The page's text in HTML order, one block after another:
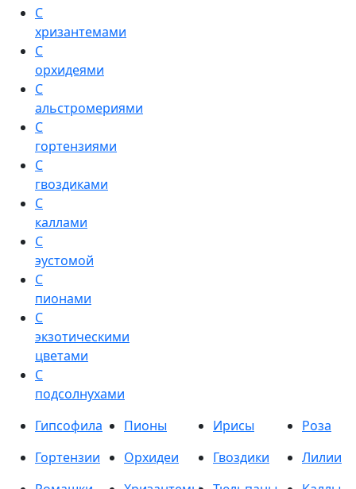
С
хризантемами
С
орхидеями
С
альстромериями
С
гортензиями
С
гвоздиками
С
каллами
С
эустомой
С
пионами
С
экзотическими
цветами
С
подсолнухами
Гипсофила
Пионы Ирисы
Роза
Гортензии
Орхидеи Гвоздики
Лилии